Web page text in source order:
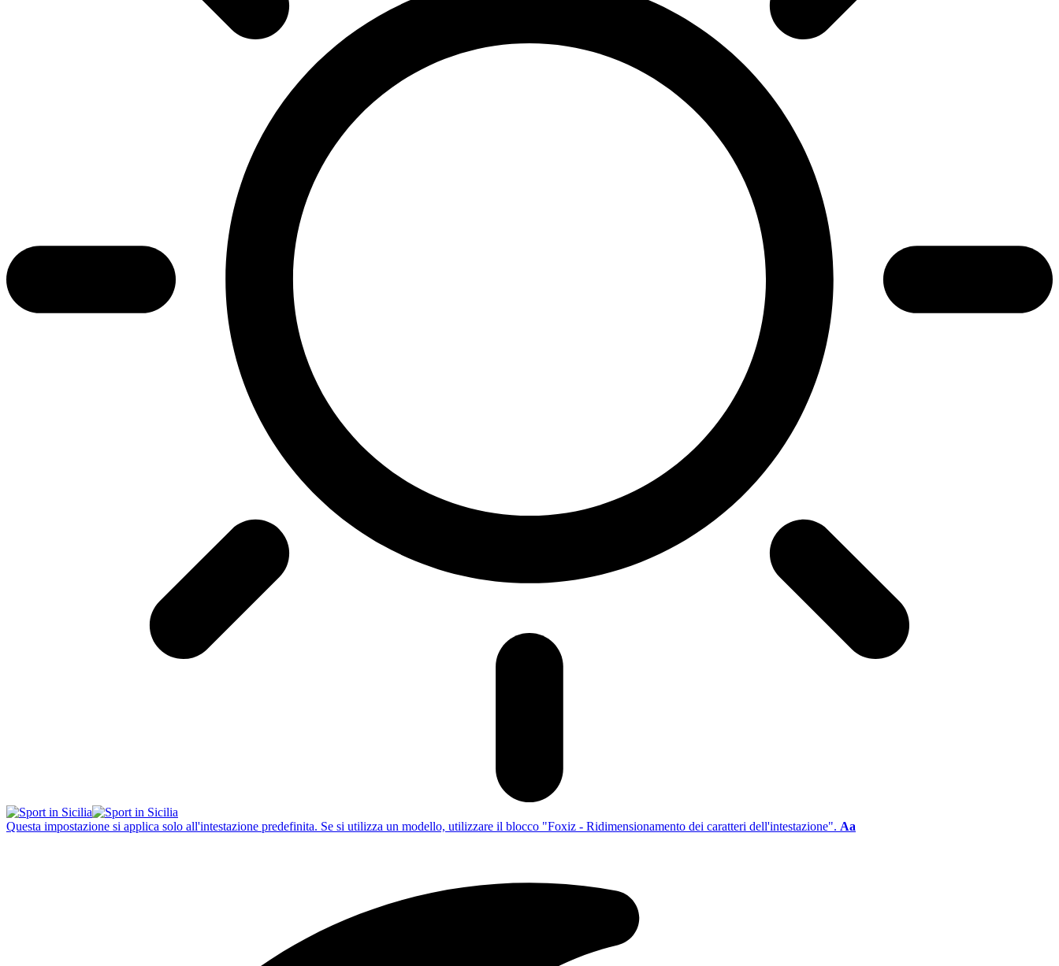
Questa impostazione si applica solo all'intestazione predefinita. Se si utilizza un modello, utilizzare il blocco "Foxiz - Ridimensionamento dei caratteri dell'intestazione". Aa